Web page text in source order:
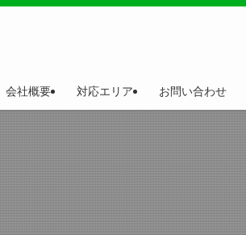
会社概要 対応エリア お問い合わせ